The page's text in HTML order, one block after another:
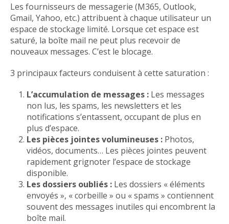
Les fournisseurs de messagerie (M365, Outlook,
Gmail, Yahoo, etc.) attribuent à chaque utilisateur un
espace de stockage limité. Lorsque cet espace est
saturé, la boîte mail ne peut plus recevoir de
nouveaux messages. C’est le blocage.
3 principaux facteurs conduisent à cette saturation :
L’accumulation de messages : Les messages
non lus, les spams, les newsletters et les
notifications s’entassent, occupant de plus en
plus d’espace.
Les pièces jointes volumineuses : Photos,
vidéos, documents… Les pièces jointes peuvent
rapidement grignoter l’espace de stockage
disponible.
Les dossiers oubliés : Les dossiers « éléments
envoyés », « corbeille » ou « spams » contiennent
souvent des messages inutiles qui encombrent la
boîte mail.